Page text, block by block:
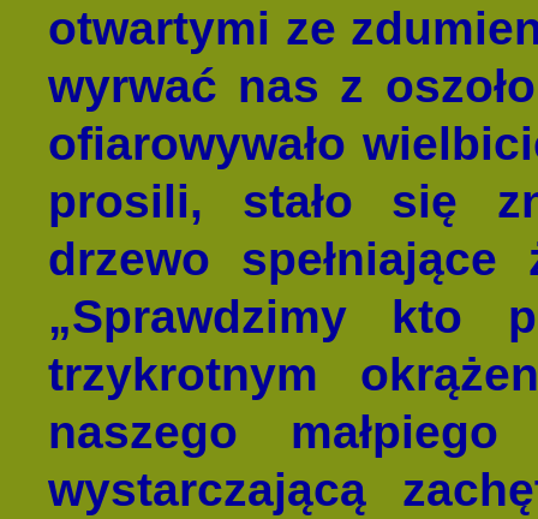
otwartymi ze
wyrwać nas z
ofiarowywało
prosili, stało się
drzewo spełniające
„Sprawdzimy kto
trzykrotnym
naszego
wystarczającą